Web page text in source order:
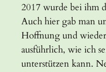
2017 wurde bei ihm
Auch hier gab man
Hoffnung und
ausführlich, wie ich
unterstützen kann.